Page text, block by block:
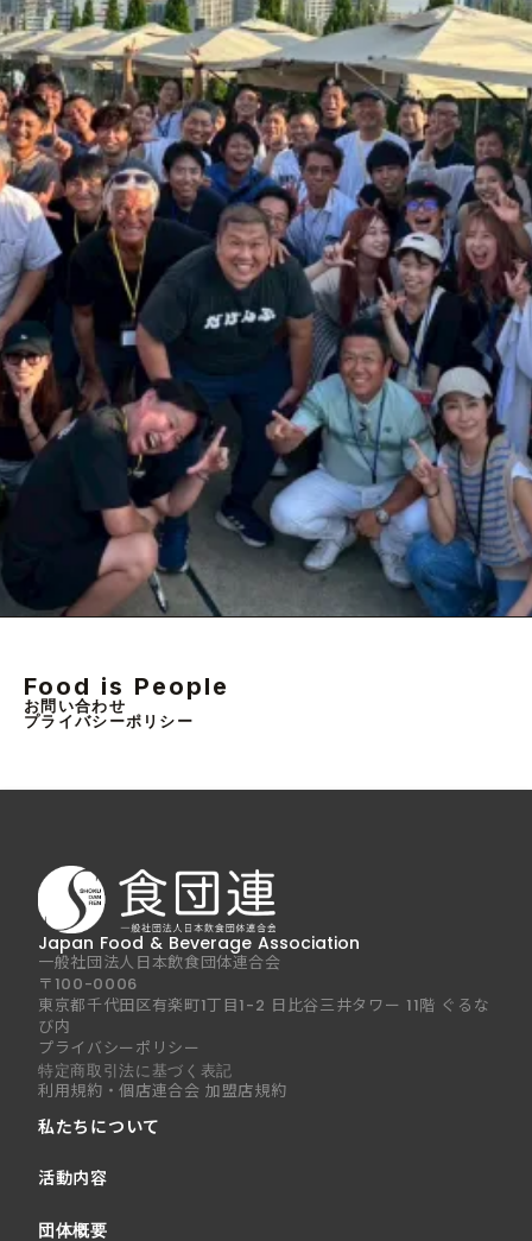
Food is People
お問い合わせ
プライバシーポリシー
Japan Food & Beverage Association
一般社団法人日本飲食団体連合会
〒100-0006
東京都千代田区有楽町1丁目1-2 日比谷三井タワー 11階 ぐるな
び内
プライバシーポリシー
特定商取引法に基づく表記
利用規約・個店連合会 加盟店規約
私たちについて
活動内容
団体概要